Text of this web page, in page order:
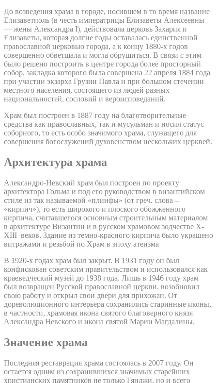
До возведения храма в городе, носившем в то время название
Елизаветполь (в честь императрицы Елизаветы Алексеевны
— жены Александра I), действовала церковь Захария и
Елизаветы, которая долгие годы оставалась единственной
православной церковью города, а к концу 1880-х годов
совершенно обветшала и могла обрушиться. В связи с этим
было решено построить в центре города более просторный
собор, закладка которого была совершена 22 апреля 1884 года
при участии экзарха Грузии Павла и при большом стечении
местного населения, состоящего из людей разных
национальностей, сословий и вероисповеданий.
Храм был построен в 1887 году на благотворительные
средства как православных, так и мусульман и носил статус
соборного, то есть особо значимого храма, служащего для
совершения богослужений духовенством нескольких церквей.
Архитектура храма
Александро-Невский храм был построен по проекту
архитектора Гольма и под его руководством в византийском
стиле из так называемой «плинфы» (от греч. слова –
«кирпич»), то есть широкого и плоского обожженного
кирпича, считавшегося основным строительным материалом
в архитектуре Византии и в русском храмовом зодчестве X-
XIII веков. Здание из темно-красного кирпича было украшено
витражами и резьбой по Храм в эпоху атеизма
В 1920-х годах храм был закрыт. В 1931 году он был
конфискован советским правительством и использовался как
краеведческий музей до 1938 года. Лишь в 1946 году храм
был возвращен Русской православной церкви, возобновил
свою работу и открыл свои двери для прихожан. От
дореволюционного интерьера сохранились старинные иконы,
в частности, храмовая икона святого благоверного князя
Александра Невского и икона святой Марии Магдалины.
Значение храма
Последняя реставрация храма состоялась в 2007 году. Он
остается одним из сохранившихся значимых старейших
христианских памятников не только Гянджи, но и всего